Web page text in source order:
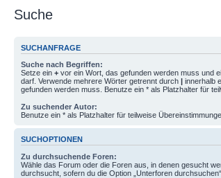
Suche
SUCHANFRAGE
Suche nach Begriffen:
Setze ein + vor ein Wort, das gefunden werden muss und
darf. Verwende mehrere Wörter getrennt durch | innerhalb
gefunden werden muss. Benutze ein * als Platzhalter für
Zu suchender Autor:
Benutze ein * als Platzhalter für teilweise
SUCHOPTIONEN
Zu durchsuchende Foren:
Wähle das Forum oder die Foren aus, in denen gesucht
durchsucht, sofern du die Option „Unterforen